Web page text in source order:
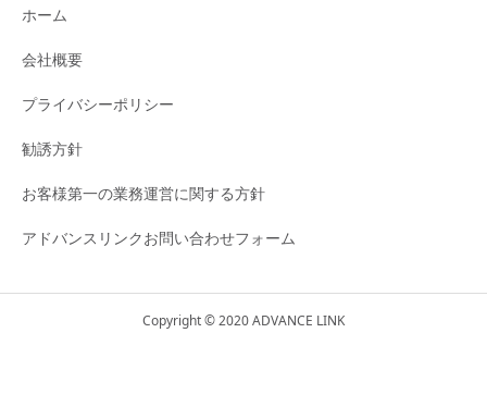
ホーム
会社概要
プライバシーポリシー
勧誘方針
お客様第一の業務運営に関する方針
アドバンスリンクお問い合わせフォーム
Copyright © 2020 ADVANCE LINK